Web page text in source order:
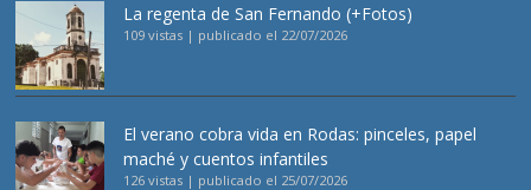
La regenta de San Fernando (+Fotos)
109 vistas | publicado el 22/07/2026
El verano cobra vida en Rodas: pinceles, papel
maché y cuentos infantiles
126 vistas | publicado el 25/07/2026